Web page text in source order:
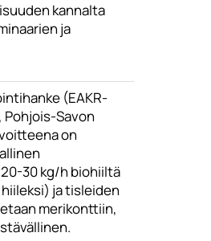
kannalta
ja
(EAKR-
Savon
on
30 kg/h biohiiltä
ja tisleiden
merikonttiin,